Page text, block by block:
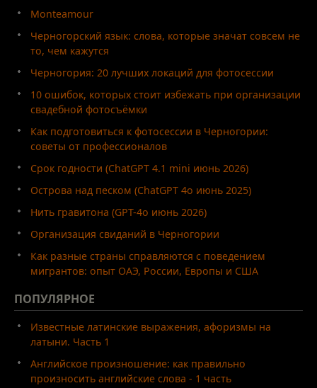
Monteamour
Черногорский язык: слова, которые значат совсем не
то, чем кажутся
Черногория: 20 лучших локаций для фотосессии
10 ошибок, которых стоит избежать при организации
свадебной фотосъёмки
Как подготовиться к фотосессии в Черногории:
советы от профессионалов
Срок годности (ChatGPT 4.1 mini июнь 2026)
Острова над песком (ChatGPT 4o июнь 2025)
Нить гравитона (GPT-4o июнь 2026)
Организация свиданий в Черногории
Как разные страны справляются с поведением
мигрантов: опыт ОАЭ, России, Европы и США
ПОПУЛЯРНОЕ
Известные латинские выражения, афоризмы на
латыни. Часть 1
Английское произношение: как правильно
произносить английские слова - 1 часть